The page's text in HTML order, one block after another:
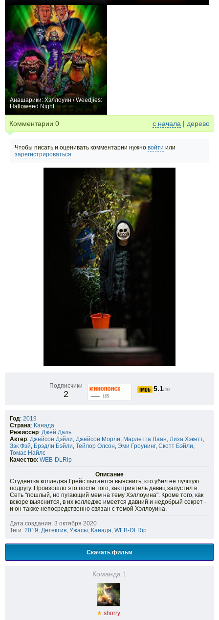
Анашарики: Хэллоуин / Weedjies:
Halloweed Night
Комментарии 0 с начала | дерево
Чтобы писать и оценивать комментарии нужно войти или
зарегистрироваться
Подписчики
2
5.1/10
Год: 2019
Страна: Канада
Режиссёр: Джей Даль
Актер: Джейсон Дэйли, Джейсон Морли, Марлетта Лаан, Лиза Хэкетт,
Зэк Фэй, Брэдли Бэйли, Тейлор Олсон, Эми Гроунинг, Скотт Бэйли,
Томас Найлс
Качество: WEB-DLRip
Описание
Студентка колледжа Грейс пытается выяснить, кто убил ее лучшую
подругу. Произошло это после того, как приятель девиц запустил в
Сеть "пошлый, но пугающий мем на тему Хэллоуина". Кроме того, как
вскоре выяснится, в их колледже имеется давний и недобрый секрет -
и он также непосредственно связан с темой Хэллоуина.
Дата создания: 3 октября 2020
Теги: 2019, Детектив, Ужасы, Канада, WEB-DLRip
Скачать фильм
Команда 1
★ shorry